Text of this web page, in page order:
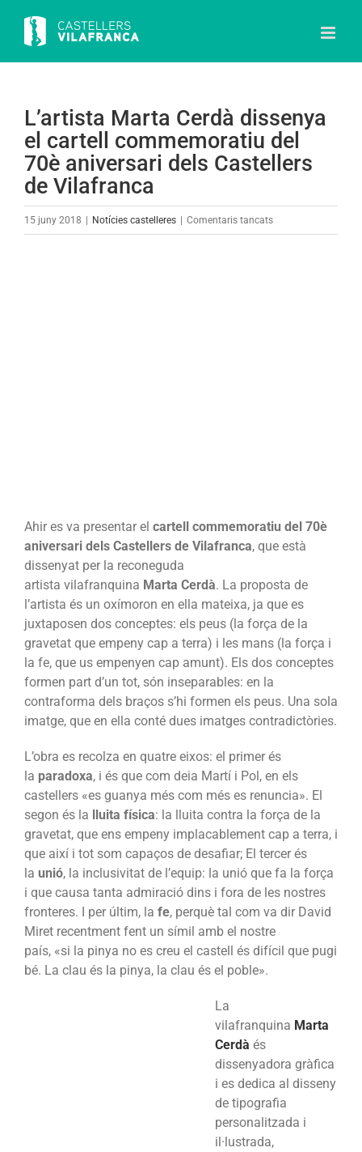
content
L’artista Marta Cerdà dissenya
el cartell commemoratiu del
70è aniversari dels Castellers
de Vilafranca
15 juny 2018 Notícies castelleres Comentaris tancatsa
Ahir es va presentar el cartell commemoratiu del 70è
aniversari dels Castellers de Vilafranca, que està
dissenyat per la reconeguda
artista vilafranquina Marta Cerdà. La proposta de
l’artista és un oxímoron en ella mateixa, ja que es
juxtaposen dos conceptes: els peus (la força de la
gravetat que empeny cap a terra) i les mans (la força i
la fe, que us empenyen cap amunt). Els dos conceptes
formen part d’un tot, són inseparables: en la
contraforma dels braços s’hi formen els peus. Una sola
imatge, que en ella conté dues imatges contradictòries.
L’obra es recolza en quatre eixos: el primer és
la paradoxa, i és que com deia Martí i Pol, en els
castellers «es guanya més com més es renuncia». El
segon és la lluita física: la lluita contra la força de la
gravetat, que ens empeny implacablement cap a terra, i
que així i tot som capaços de desafiar; El tercer és
la unió, la inclusivitat de l’equip: la unió que fa la força
i que causa tanta admiració dins i fora de les nostres
fronteres. I per últim, la fe, perquè tal com va dir David
Miret recentment fent un símil amb el nostre
país, «si la pinya no es creu el castell és difícil que pugi
bé. La clau és la pinya, la clau és el poble».
La
vilafranquina Marta
Cerdà és
dissenyadora gràfica
i es dedica al disseny
de tipografia
personalitzada i
il·lustrada,